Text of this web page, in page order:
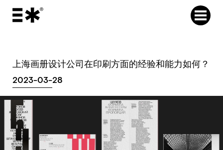
上海画册设计公司在印刷方面的经验和能力如何？
2023-03-28